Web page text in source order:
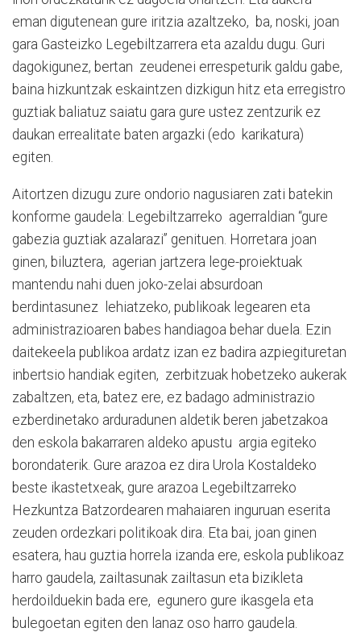
eman digutenean gure iritzia azaltzeko, ba, noski, joan
gara Gasteizko Legebiltzarrera eta azaldu dugu. Guri
dagokigunez, bertan zeudenei errespeturik galdu gabe,
baina hizkuntzak eskaintzen dizkigun hitz eta erregistro
guztiak baliatuz saiatu gara gure ustez zentzurik ez
daukan errealitate baten argazki (edo karikatura)
egiten.
Aitortzen dizugu zure ondorio nagusiaren zati batekin
konforme gaudela: Legebiltzarreko agerraldian “gure
gabezia guztiak azalarazi” genituen. Horretara joan
ginen, biluztera, agerian jartzera lege-proiektuak
mantendu nahi duen joko-zelai absurdoan
berdintasunez lehiatzeko, publikoak legearen eta
administrazioaren babes handiagoa behar duela. Ezin
daitekeela publikoa ardatz izan ez badira azpiegituretan
inbertsio handiak egiten, zerbitzuak hobetzeko aukerak
zabaltzen, eta, batez ere, ez badago administrazio
ezberdinetako arduradunen aldetik beren jabetzakoa
den eskola bakarraren aldeko apustu argia egiteko
borondaterik. Gure arazoa ez dira Urola Kostaldeko
beste ikastetxeak, gure arazoa Legebiltzarreko
Hezkuntza Batzordearen mahaiaren inguruan eserita
zeuden ordezkari politikoak dira. Eta bai, joan ginen
esatera, hau guztia horrela izanda ere, eskola publikoaz
harro gaudela, zailtasunak zailtasun eta bizikleta
herdoilduekin bada ere, egunero gure ikasgela eta
bulegoetan egiten den lanaz oso harro gaudela.